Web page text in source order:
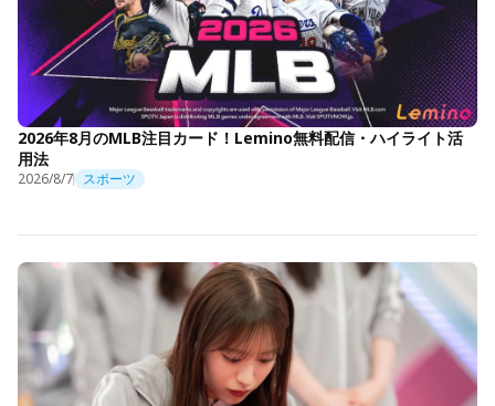
2026年8月のMLB注目カード！Lemino無料配信・ハイライト活
用法
2026/8/7 スポーツ